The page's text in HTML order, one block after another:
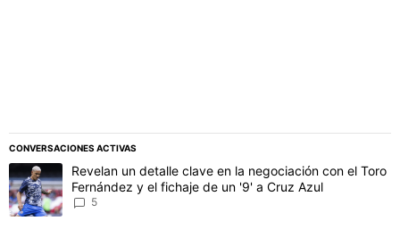
CONVERSACIONES ACTIVAS
Este listado muestra los artículos con más comentarios en los
Un artículo de tendencia con el título "Revelan un detalle clave
Revelan un detalle clave en la negociación con el Toro
Fernández y el fichaje de un '9' a Cruz Azul
5